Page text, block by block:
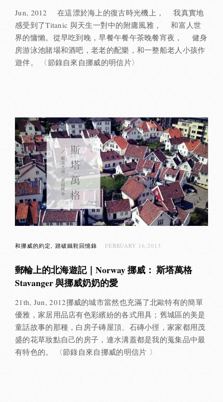
Jun, 2012 在這漂於海上的復古時光機上， 我真實地
感受到了Titanic 與天生一對中的附庸風雅， 和富人世
界的慵懶。從早吃到晚，早餐午餐午茶晚餐宵夜， 健身
房游泳池賭場和酒吧，老老的配樂，和一整船老人小孩作
遊伴。 〈節錄自來自挪威的明信片〉
和挪威的約定 踏破鐵鞋回憶錄 FEBRUARY 16,2013
郵輪上的北海遊記｜Norway 挪威： 斯塔萬格
Stavanger 與挪威奶奶的愛
21th, Jun, 2012挪威的城市當然也充滿了北歐特有的簡單
優雅，家居用品店有色彩繽紛的各式用具；舊城區的美是
童話故事的那種，白房子磚屋頂、石磚小徑，家家都用茂
盛的花草妝點自己的房子，連水溝蓋都是我的蒐集品中最
有特色的。 〈節錄自來自挪威的明信片 〉